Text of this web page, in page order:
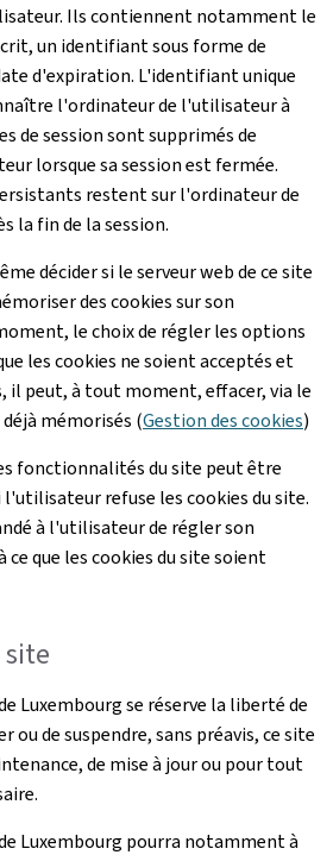
Ils contiennent notamment le
un identifiant sous forme de
d'expiration. L'identifiant unique
l'ordinateur de l'utilisateur à
de session sont supprimés de
lorsque sa session est fermée.
restent sur l'ordinateur de
la fin de la session.
décider si le serveur web de ce site
des cookies sur son
le choix de régler les options
les cookies ne soient acceptés et
il peut, à tout moment, effacer, via le
mémorisés (Gestion des cookies)
fonctionnalités du site peut être
refuse les cookies du site.
à l'utilisateur de régler son
ce que les cookies du site soient
Luxembourg se réserve la liberté de
ou de suspendre, sans préavis, ce site
de mise à jour ou pour tout
Luxembourg pourra notamment à